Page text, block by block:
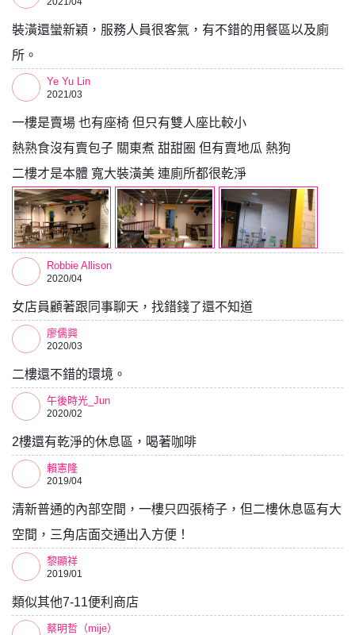
裝潢還蠻新穎，服務人員很客氣，有不錯的用餐區以及廁
所。
Ye Yu Lin
2021/03
一樓是賣場 也有座椅 但只有雙人座比較小
熱熟食沒有賣包子 關東煮 甜甜圈 但有賣地瓜 熱狗
二樓才是本體 寬大裝潢美 連廁所都很乾淨
Robbie Allison
2020/04
女店員顧著跟同事聊天，找錯錢了還不知道
廖儒興
2020/03
二樓還不錯的環境。
午後時光_Jun
2020/02
2樓還有乾淨的休息區，喝著咖啡
賴憲隆
2019/04
清新普通的內部空間，一樓只四張椅子，但二樓休息區有大
空間，三角店面交通出入方便！
黎顯祥
2019/01
類似其他7-11便利商店
蔡明哲（mije）